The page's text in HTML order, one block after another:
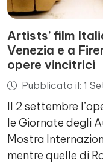
Artists’ film
Venezia e a
opere vincitrici
Pubblicato il: 1
Il 2 settembre
le Giornate degli
Mostra
mentre quelle di